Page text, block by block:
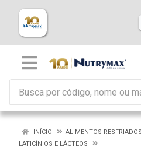
INÍCIO
ALIMENTOS RESFRIADOS
LATICÍNIOS E LÁCTEOS